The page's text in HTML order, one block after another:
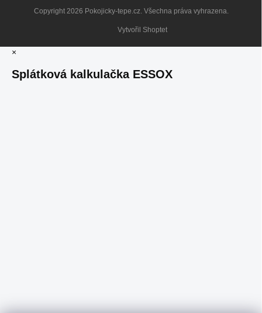
Vytvořil Shoptet
Copyright 2026 Pokojicky-tepe.cz. Všechna práva vyhrazena.
×
Splátková kalkulačka ESSOX